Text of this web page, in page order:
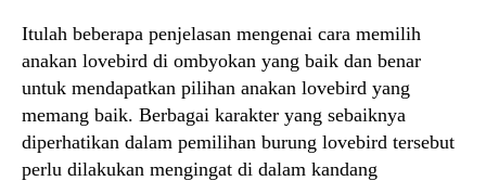
Itulah beberapa penjelasan mengenai cara memilih
anakan lovebird di ombyokan yang baik dan benar
untuk mendapatkan pilihan anakan lovebird yang
memang baik. Berbagai karakter yang sebaiknya
diperhatikan dalam pemilihan burung lovebird tersebut
perlu dilakukan mengingat di dalam kandang